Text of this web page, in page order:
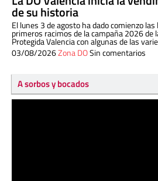
de su historia
El lunes 3 de agosto ha dado comienzo
primeros racimos de la campaña 2026 de
Protegida Valencia con algunas de las
03/08/2026Zona DOSin comentarios
A sorbos y bocados